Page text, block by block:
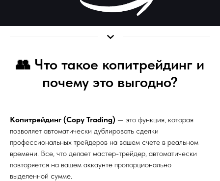
👥 Что такое копитрейдинг и
почему это выгодно?
Копитрейдинг (Copy Trading) — это функция, которая
позволяет автоматически дублировать сделки
профессиональных трейдеров на вашем счете в реальном
времени. Все, что делает мастер-трейдер, автоматически
повторяется на вашем аккаунте пропорционально
выделенной сумме.